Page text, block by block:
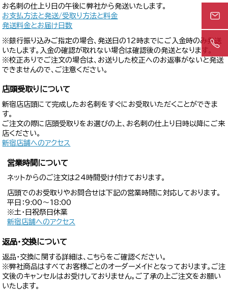
お名刺の仕上り日の午後に弊社から発送いたします。
お支払方法と発送/受取り方法と料金
発送料金とお届け日数
※銀行振り込みご指定の場合、発送日の12時までにご入金時のみ発送
いたします。入金の確認が取れない場合は確認後の発送となります。
※校正ありでご注文の場合は、お送りした校正へのお返事がないと発送
できませんので、ご注意ください。
店頭受取りについて
新宿店店頭にて完成したお名刺をすぐにお受取いただくことができま
す。
ご注文の際に店頭受取りをお選びの上、お名刺の仕上り日時以降にご来
店ください。
新宿店舗へのアクセス
営業時間について
ネットからのご注文は24時間受け付けております。
店頭でのお受取りやお問合せは下記の営業時間に対応しております。
平日：9:00〜18:00
※土・日祝祭日休業
新宿店舗へのアクセス
返品・交換について
返品・交換に関する詳細は、こちらをご確認ください。
※弊社商品はすべてお客様ごとのオーダーメイドとなっております。ご注
文後のキャンセルはお受けしておりません。ご了承の上ご注文をお願い
いたします。